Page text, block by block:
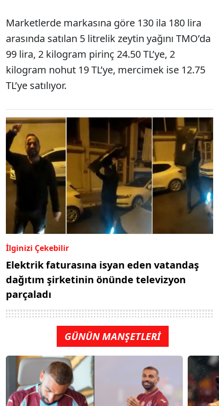
Marketlerde markasına göre 130 ila 180 lira
arasında satılan 5 litrelik zeytin yağını TMO’da
99 lira, 2 kilogram pirinç 24.50 TL’ye, 2
kilogram nohut 19 TL’ye, mercimek ise 12.75
TL’ye satılıyor.
İlginizi Çekebilir
Elektrik faturasına isyan eden vatandaş
dağıtım şirketinin önünde televizyon
parçaladı
GÜNÜN MANŞETLERİ